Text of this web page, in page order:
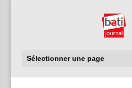
Sélectionner une page